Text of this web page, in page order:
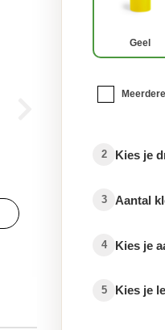
Geel
2 Kies je
3 Aantal
4 Kies je
5 Kies je